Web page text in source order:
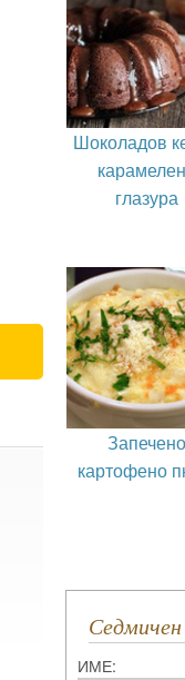
Шоколадов
глазура
Запечено
картофено
ИМЕ: